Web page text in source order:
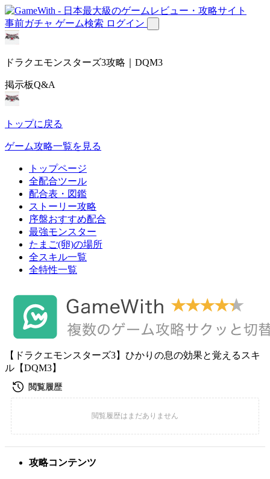
事前ガチャ ゲーム検索 ログイン
ドラクエモンスターズ3攻略｜DQM3
掲示板Q&A
トップに戻る
ゲーム攻略一覧を見る
トップページ
全配合ツール
配合表・図鑑
ストーリー攻略
序盤おすすめ配合
最強モンスター
たまご(卵)の場所
全スキル一覧
全特性一覧
【ドラクエモンスターズ3】ひかりの息の効果と覚えるスキ
ル【DQM3】
攻略コンテンツ